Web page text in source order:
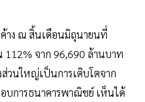
าง ณ สิ้นเดือนมิถุนายนที่
จาก 96,690 ล้านบาท
วนใหญ่เป็นการเติบโตจาก
บการธนาคารพาณิชย์ เห็นได้